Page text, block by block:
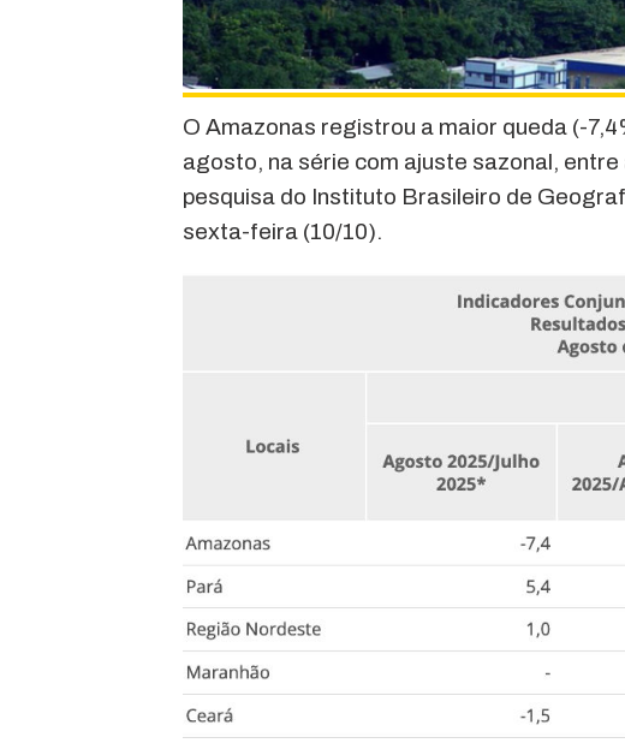
O Amazonas registrou a maior queda (-
agosto, na série com ajuste sazonal,
pesquisa do Instituto Brasileiro de
sexta-feira (10/10).